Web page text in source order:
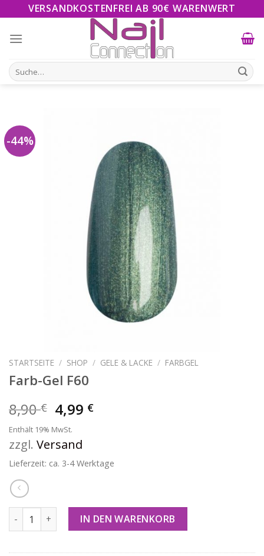
to
content
VERSANDKOSTENFREI AB 90€ WARENWERT
Suche
nach:
-44%
STARTSEITE / SHOP / GELE & LACKE / FARBGEL
Farb-Gel F60
8,90€ 4,99 €
Enthält 19% MwSt.
zzgl. Versand
Lieferzeit: ca. 3-4 Werktage
Farb-Gel F60 MengeIN DEN WARENKORB